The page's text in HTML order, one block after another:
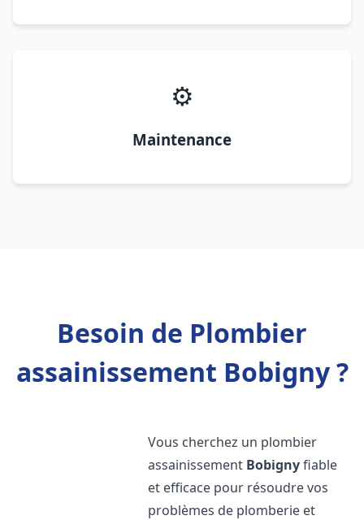
⚙️
Maintenance
Besoin de Plombier
assainissement Bobigny ?
Vous cherchez un plombier
assainissement Bobignyfiable
et efficace pour résoudre vos
problèmes de plomberie et